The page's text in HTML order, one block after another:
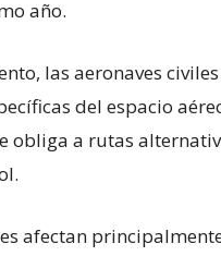
año.
las aeronaves
del espacio
obliga a rutas
afectan